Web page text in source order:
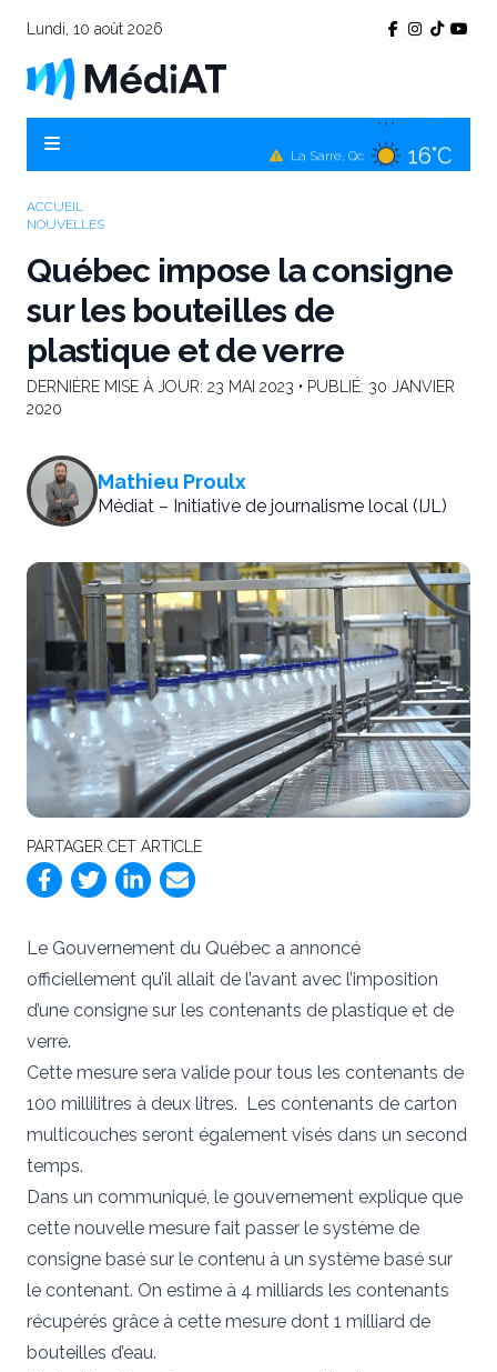
Lundi, 10 août 2026
16°C
Amos, Qc 15°C
ACCUEIL
NOUVELLES
Québec impose la consigne
sur les bouteilles de
plastique et de verre
DERNIÈRE MISE À JOUR: 23 MAI 2023 • PUBLIÉ: 30 JANVIER
2020
Mathieu Proulx
Médiat – Initiative de journalisme local (IJL)
PARTAGER CET ARTICLE
Le Gouvernement du Québec a annoncé
officiellement qu’il allait de l’avant avec l’imposition
d’une consigne sur les contenants de plastique et de
verre.
Cette mesure sera valide pour tous les contenants de
100 millilitres à deux litres. Les contenants de carton
multicouches seront également visés dans un second
temps.
Dans un communiqué, le gouvernement explique que
cette nouvelle mesure fait passer le système de
consigne basé sur le contenu à un système basé sur
le contenant. On estime à 4 milliards les contenants
récupérés grâce à cette mesure dont 1 milliard de
bouteilles d’eau.